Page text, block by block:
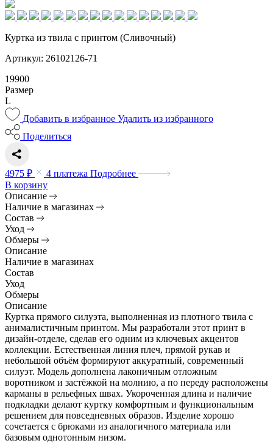
Куртка из твила с принтом (Сливочный)
Артикул: 26102126-71
19900
Размер
L
Добавить в избранное Удалить из избранного
Поделиться
4975 ₽ 4 платежа Подробнее
В корзину
Описание
Наличие в магазинах
Состав
Уход
Обмеры
Описание
Наличие в магазинах
Состав
Уход
Обмеры
Описание
Куртка прямого силуэта, выполненная из плотного твила с
анималистичным принтом. Мы разработали этот принт в
дизайн-отделе, сделав его одним из ключевых акцентов
коллекции. Естественная линия плеч, прямой рукав и
небольшой объём формируют аккуратный, современный
силуэт. Модель дополнена лаконичным отложным
воротником и застёжкой на молнию, а по переду расположены
карманы в рельефных швах. Укороченная длина и наличие
подкладки делают куртку комфортным и функциональным
решением для повседневных образов. Изделие хорошо
сочетается с брюками из аналогичного материала или
базовым однотонным низом.